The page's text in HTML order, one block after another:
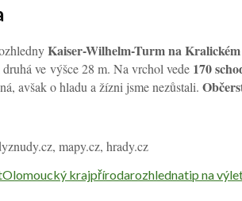
Kaiser-Wilhelm-Turm na
ve výšce 28 m. Na vrchol vede 170
avšak o hladu a žízni jsme nezůstali.
mapy.cz, hrady.cz
Olomoucký krajpřírodarozhlednatip na